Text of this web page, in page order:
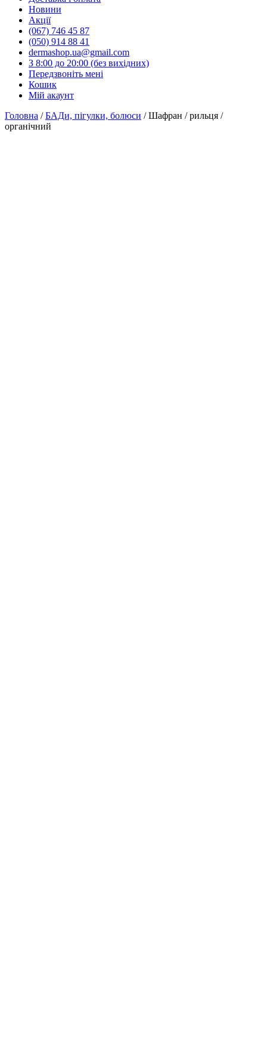
Новини
Акції
(067) 746 45 87
(050) 914 88 41
dermashop.ua@gmail.com
З 8:00 до 20:00 (без вихідних)
Передзвоніть мені
Кошик
Мій акаунт
Головна /БАДи, пігулки, болюси / Шафран / рильця /
органічний